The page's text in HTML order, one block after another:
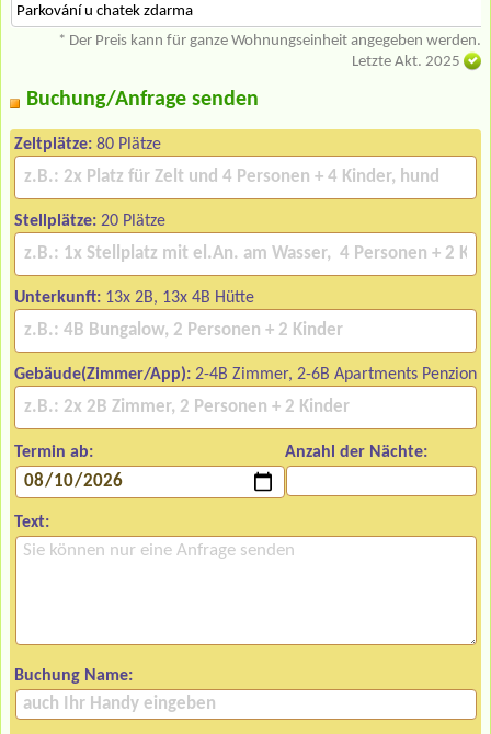
Parkování u chatek zdarma
* Der Preis kann für ganze Wohnungseinheit angegeben werden.
Letzte Akt. 2025
Buchung/Anfrage senden
Zeltplätze: 80 Plätze
Stellplätze: 20 Plätze
Unterkunft: 13x 2B, 13x 4B Hütte
Gebäude(Zimmer/App): 2-4B Zimmer, 2-6B Apartments Penzion
Termin ab: Anzahl der Nächte:
Text:
Buchung Name: